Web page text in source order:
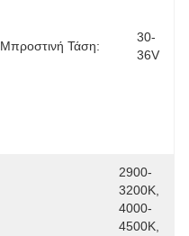
Μπροστινή Τάση:
30-
36V
2900-
3200K,
4000-
4500K,